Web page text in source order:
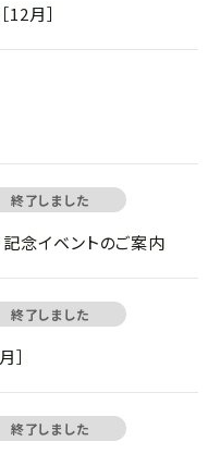
月］
終了しました
イベントのご案内
終了しました
］
終了しました